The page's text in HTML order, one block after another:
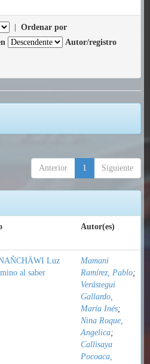
Ordenar por
Autor/registro
Anterior 1 Siguiente
Autor(es)
Luz
al saber
Mamani
Ramírez, Pablo;
Verástegui
Gallardo,
María Inés;
Nina Roque,
Angelica;
Callisaya
Pocoaca,